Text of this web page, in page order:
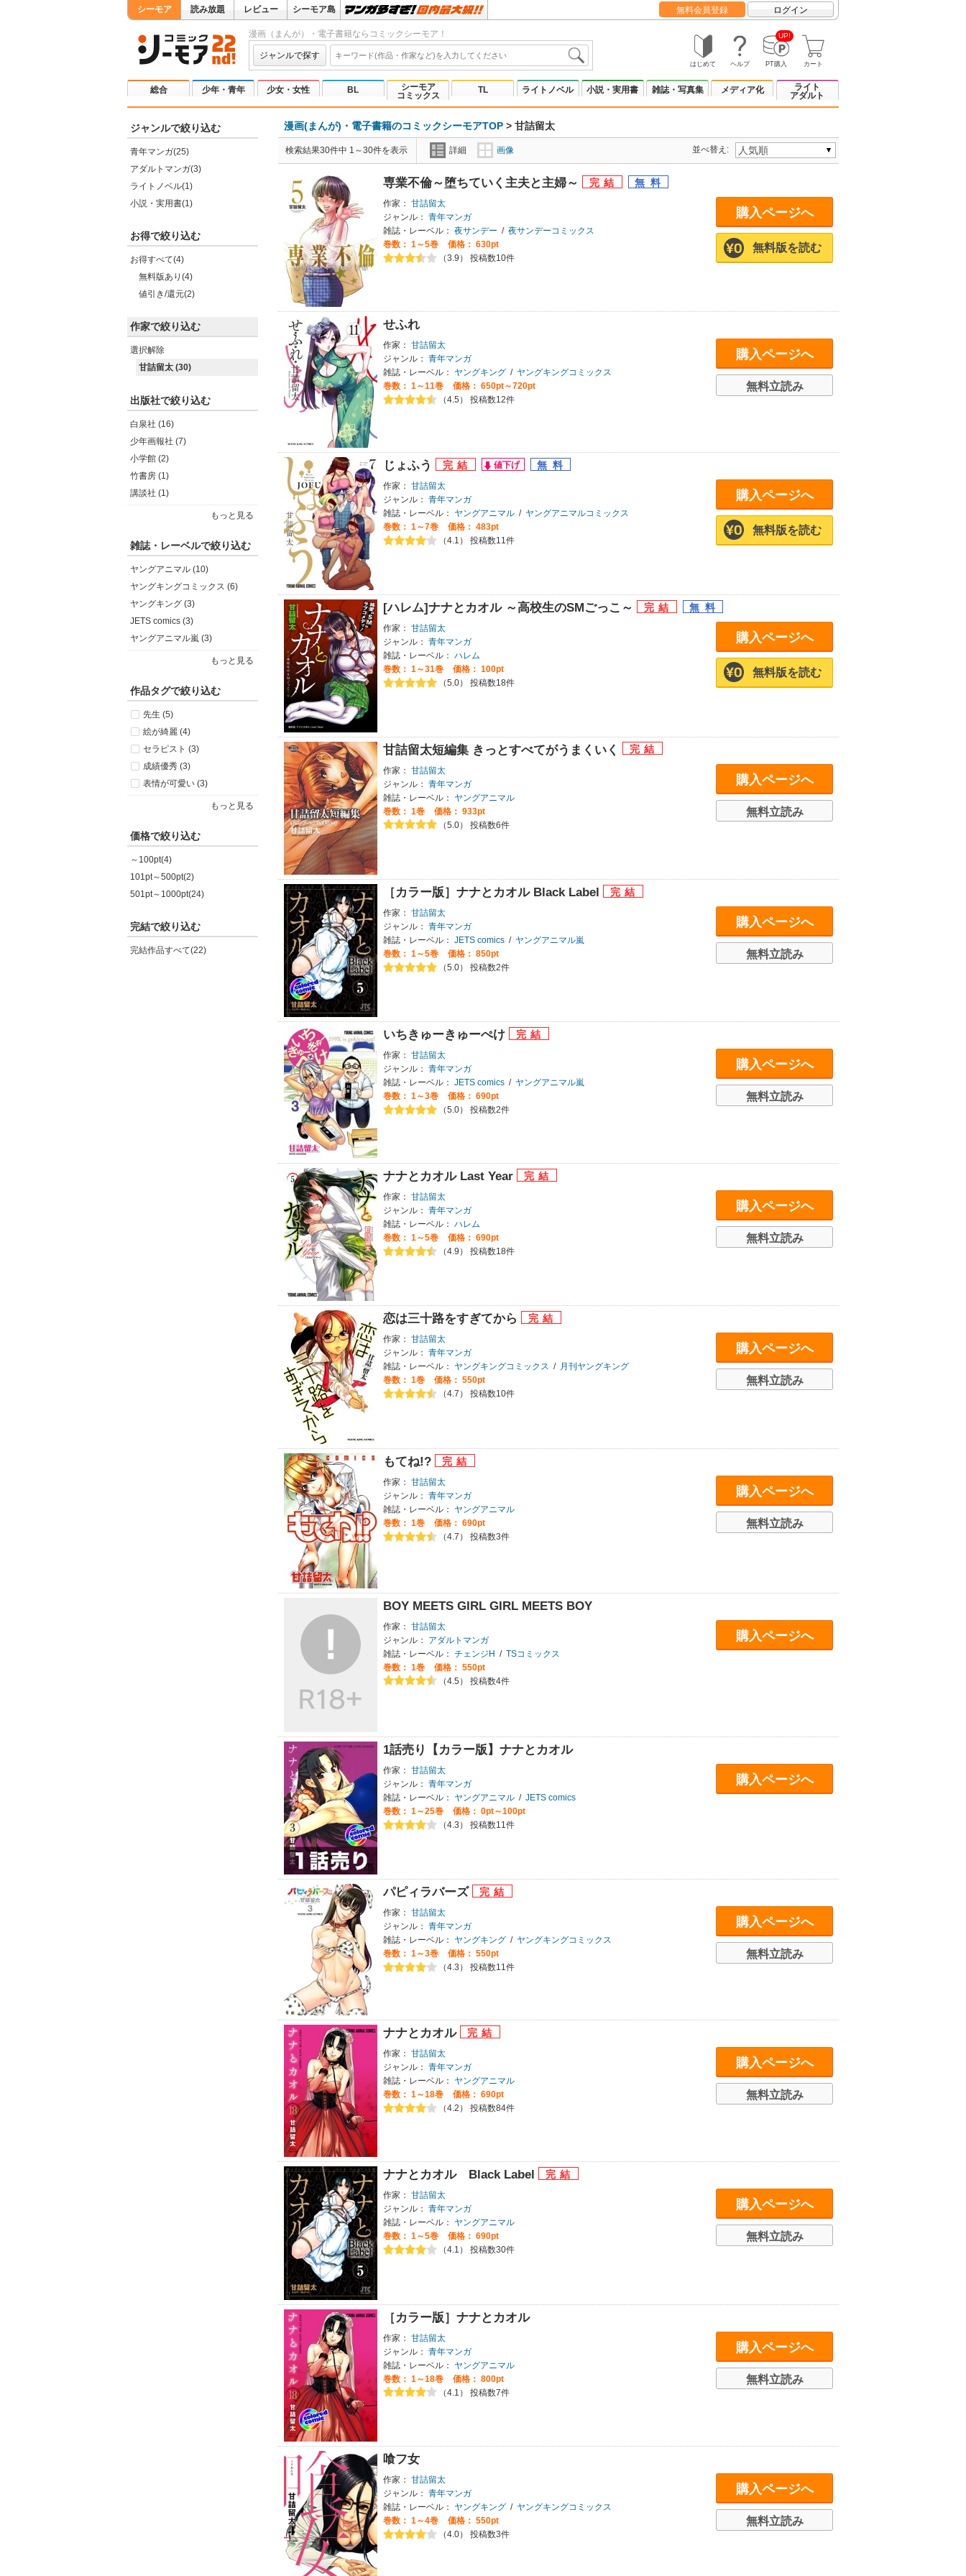
シーモア 読み放題 レビュー シーモア島 無料会員登録 ログイン
漫画（まんが）・電子書籍ならコミックシーモア！
ジャンルで探す
はじめて ヘルプ
UP!
PT購入 カート
総合 少年・青年 少女・女性 BL
シーモア
コミックス
TL ライトノベル 小説・実用書 雑誌・写真集 メディア化
ライト
アダルト
ジャンルで絞り込む
青年マンガ(25)
アダルトマンガ(3)
ライトノベル(1)
小説・実用書(1)
お得で絞り込む
お得すべて(4)
無料版あり(4)
値引き/還元(2)
作家で絞り込む
選択解除
甘詰留太 (30)
出版社で絞り込む
白泉社 (16)
少年画報社 (7)
小学館 (2)
竹書房 (1)
講談社 (1)
もっと見る
雑誌・レーベルで絞り込む
ヤングアニマル (10)
ヤングキングコミックス (6)
ヤングキング (3)
JETS comics (3)
ヤングアニマル嵐 (3)
もっと見る
作品タグで絞り込む
先生 (5)
絵が綺麗 (4)
セラピスト (3)
成績優秀 (3)
表情が可愛い (3)
もっと見る
価格で絞り込む
～100pt(4)
101pt～500pt(2)
501pt～1000pt(24)
完結で絞り込む
完結作品すべて(22)
漫画(まんが)・電子書籍のコミックシーモアTOP > 甘詰留太
検索結果30件中 1～30件を表示 詳細 画像 並べ替え:
専業不倫～堕ちていく主夫と主婦～
作家： 甘詰留太
ジャンル： 青年マンガ
雑誌・レーベル： 夜サンデー / 夜サンデーコミックス
巻数： 1～5巻
価格： 630pt
（3.9） 投稿数10件
購入ページへ
無料版を読む
せふれ
作家： 甘詰留太
ジャンル： 青年マンガ
雑誌・レーベル：
ヤングキング / ヤングキングコミックス
巻数： 1～11巻
価格： 650pt～720pt
（4.5） 投稿数12件
購入ページへ
無料立読み
じょふう
作家： 甘詰留太
ジャンル： 青年マンガ
雑誌・レーベル：
ヤングアニマル / ヤングアニマルコミックス
巻数： 1～7巻
価格： 483pt
（4.1） 投稿数11件
購入ページへ
無料版を読む
[ハレム]ナナとカオル ～高校生のSMごっこ～
作家： 甘詰留太
ジャンル： 青年マンガ
雑誌・レーベル： ハレム
巻数： 1～31巻
価格： 100pt
（5.0） 投稿数18件
購入ページへ
無料版を読む
甘詰留太短編集 きっとすべてがうまくいく
作家： 甘詰留太
ジャンル： 青年マンガ
雑誌・レーベル：
ヤングアニマル
巻数： 1巻
価格： 933pt
（5.0） 投稿数6件
購入ページへ
無料立読み
［カラー版］ナナとカオル Black Label
作家： 甘詰留太
ジャンル： 青年マンガ
雑誌・レーベル： JETS comics / ヤングアニマル嵐
巻数： 1～5巻
価格： 850pt
（5.0） 投稿数2件
購入ページへ
無料立読み
いちきゅーきゅーぺけ
作家： 甘詰留太
ジャンル： 青年マンガ
雑誌・レーベル： JETS comics / ヤングアニマル嵐
巻数： 1～3巻
価格： 690pt
（5.0） 投稿数2件
購入ページへ
無料立読み
ナナとカオル Last Year
作家： 甘詰留太
ジャンル： 青年マンガ
雑誌・レーベル： ハレム
巻数： 1～5巻
価格： 690pt
（4.9） 投稿数18件
購入ページへ
無料立読み
恋は三十路をすぎてから
作家： 甘詰留太
ジャンル： 青年マンガ
雑誌・レーベル：
ヤングキングコミックス /
月刊ヤングキング
巻数： 1巻
価格： 550pt
（4.7） 投稿数10件
購入ページへ
無料立読み
もてね!?
作家： 甘詰留太
ジャンル： 青年マンガ
雑誌・レーベル：
ヤングアニマル
巻数： 1巻
価格： 690pt
（4.7） 投稿数3件
購入ページへ
無料立読み
BOY MEETS GIRL GIRL MEETS BOY
作家： 甘詰留太
ジャンル：
アダルトマンガ
雑誌・レーベル： チェンジH / TSコミックス
巻数： 1巻
価格： 550pt
（4.5） 投稿数4件
購入ページへ
1話売り【カラー版】ナナとカオル
作家： 甘詰留太
ジャンル： 青年マンガ
雑誌・レーベル：
ヤングアニマル / JETS comics
巻数： 1～25巻
価格： 0pt～100pt
（4.3） 投稿数11件
購入ページへ
パピィラバーズ
作家： 甘詰留太
ジャンル： 青年マンガ
雑誌・レーベル：
ヤングキング / ヤングキングコミックス
巻数： 1～3巻
価格： 550pt
（4.3） 投稿数11件
購入ページへ
無料立読み
ナナとカオル
作家： 甘詰留太
ジャンル： 青年マンガ
雑誌・レーベル：
ヤングアニマル
巻数： 1～18巻
価格： 690pt
（4.2） 投稿数84件
購入ページへ
無料立読み
ナナとカオル Black Label
作家： 甘詰留太
ジャンル： 青年マンガ
雑誌・レーベル：
ヤングアニマル
巻数： 1～5巻
価格： 690pt
（4.1） 投稿数30件
購入ページへ
無料立読み
［カラー版］ナナとカオル
作家： 甘詰留太
ジャンル： 青年マンガ
雑誌・レーベル：
ヤングアニマル
巻数： 1～18巻
価格： 800pt
（4.1） 投稿数7件
購入ページへ
無料立読み
喰フ女
作家： 甘詰留太
ジャンル： 青年マンガ
雑誌・レーベル：
ヤングキング / ヤングキングコミックス
巻数： 1～4巻
価格： 550pt
（4.0） 投稿数3件
購入ページへ
無料立読み